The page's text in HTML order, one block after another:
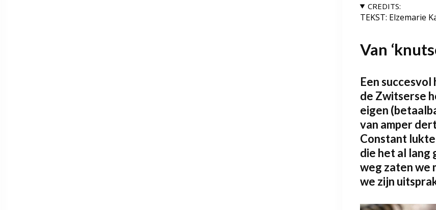
Home
Archief
CREDITS:
TEKST: Elzemarie
Van
Een
de Zwitserse
eigen
van amper
Constant
die het al
weg zaten we
we zijn